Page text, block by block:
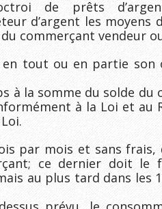
de prêts
d’argent les moyens
commerçant vendeur
tout ou en partie son
à la somme du solde du
à la Loi et au
par mois et sans frais,
ce dernier doit le
au plus tard dans les